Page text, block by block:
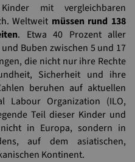
mit vergleichbaren
Weltweit müssen rund 138
. Etwa 40 Prozent aller
Buben zwischen 5 und 17
die nicht nur ihre Rechte
Sicherheit und ihre
beruhen auf aktuellen
Labour Organization (ILO,
Teil dieser Kinder und
in Europa, sondern in
auf dem asiatischen,
Kontinent.